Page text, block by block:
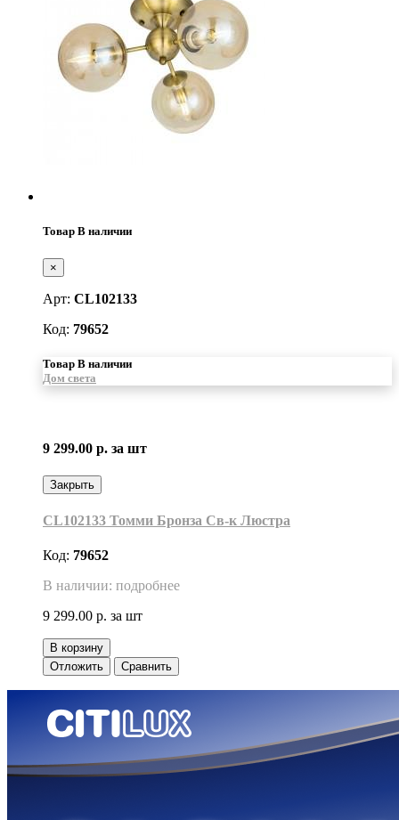
Товар В наличии
×
Арт: CL102133
Код: 79652
Товар В наличии
Дом света
9 299.00 р. за шт
Закрыть
CL102133 Томми Бронза Св-к Люстра
Код: 79652
В наличии: подробнее
9 299.00 р. за шт
В корзину
Отложить
Сравнить